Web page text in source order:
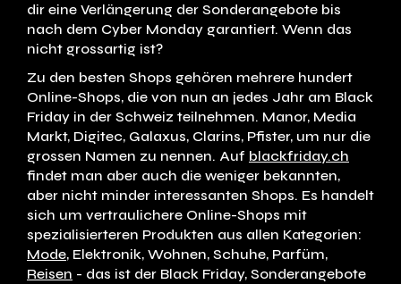
dir eine Verlängerung der Sonderangebote bis
nach dem Cyber Monday garantiert. Wenn das
nicht grossartig ist?
Zu den besten Shops gehören mehrere hundert
Online-Shops, die von nun an jedes Jahr am Black
Friday in der Schweiz teilnehmen. Manor, Media
Markt, Digitec, Galaxus, Clarins, Pfister, um nur die
grossen Namen zu nennen. Auf blackfriday.ch
findet man aber auch die weniger bekannten,
aber nicht minder interessanten Shops. Es handelt
sich um vertraulichere Online-Shops mit
spezialisierteren Produkten aus allen Kategorien:
Mode, Elektronik, Wohnen, Schuhe, Parfüm,
Reisen - das ist der Black Friday, Sonderangebote